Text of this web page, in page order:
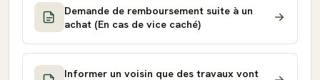
Demande de remboursement suite à un
achat (En cas de vice caché)
Informer un voisin que des travaux vont